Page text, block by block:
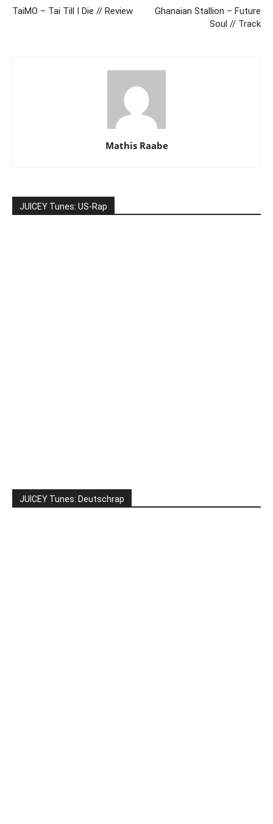
TaiMO – Tai Till I Die // Review
Ghanaian Stallion – Future
Soul // Track
Mathis Raabe
JUICEY Tunes: US-Rap
JUICEY Tunes: Deutschrap